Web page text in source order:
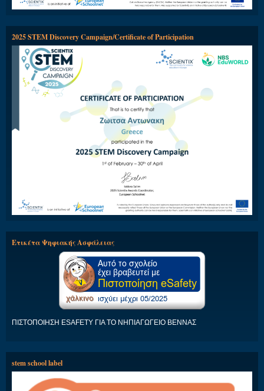
2025 STEM Discovery Campaign/Certificate of Participation
Ετικέτα Ψηφιακής Ασφάλειας
ΠΙΣΤΟΠΟΙΗΣΗ ESAFETY ΓΙΑ ΤΟ ΝΗΠΙΑΓΩΓΕΙΟ ΒΕΝΝΑΣ
stem school label